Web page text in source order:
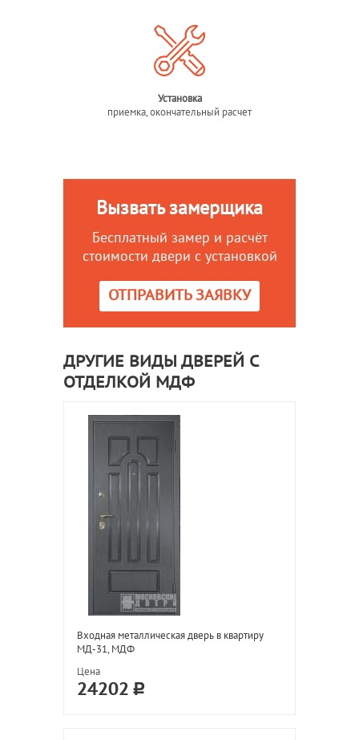
Установка
приемка, окончательный расчет
Вызвать замерщика
Бесплатный замер и расчёт
стоимости двери с установкой
ОТПРАВИТЬ ЗАЯВКУ
ДРУГИЕ ВИДЫ ДВЕРЕЙ С
ОТДЕЛКОЙ МДФ
Входная металлическая дверь в квартиру
МД-31, МДФ
Цена
24202